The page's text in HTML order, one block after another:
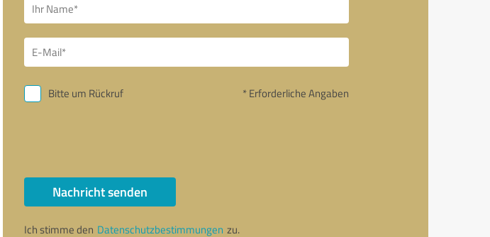
Bitte um Rückruf * Erforderliche Angaben
Nachricht senden
Ich stimme den Datenschutzbestimmungen zu.